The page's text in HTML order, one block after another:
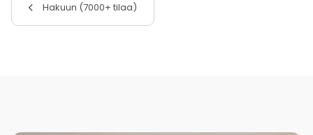
Hakuun (7000+ tilaa)